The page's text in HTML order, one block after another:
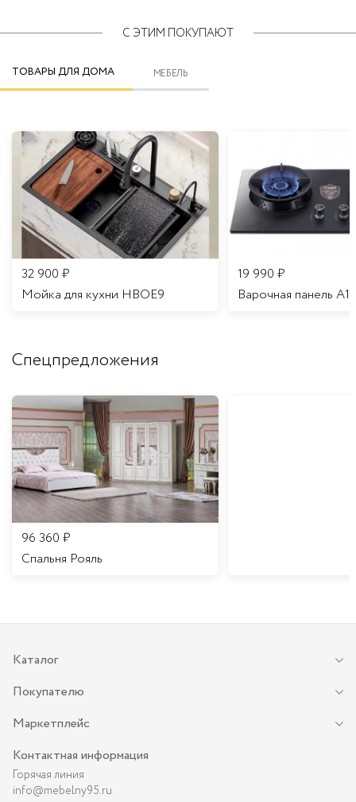
С ЭТИМ ПОКУПАЮТ
ТОВАРЫ ДЛЯ ДОМА МЕБЕЛЬ
32 900 ₽
Мойка для кухни HBOE9
19 990 ₽
Варочная панель A16
Спецпредложения
96 360 ₽
Спальня Рояль
Каталог
Покупателю
Маркетплейс
Контактная информация
Горячая линия
info@mebelny95.ru